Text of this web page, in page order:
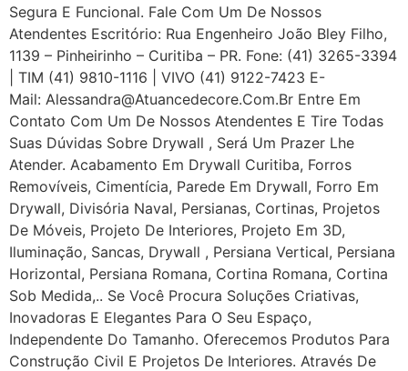
Segura E Funcional. Fale Com Um De Nossos
Atendentes Escritório: Rua Engenheiro João Bley Filho,
1139 – Pinheirinho – Curitiba – PR. Fone: (41) 3265-3394
| TIM (41) 9810-1116 | VIVO (41) 9122-7423 E-
Mail: Alessandra@atuancedecore.com.br Entre Em
Contato Com Um De Nossos Atendentes E Tire Todas
Suas Dúvidas Sobre Drywall ‎, Será Um Prazer Lhe
Atender. Acabamento Em Drywall Curitiba, Forros
Removíveis, Cimentícia, Parede Em Drywall, Forro Em
Drywall, Divisória Naval, Persianas, Cortinas, Projetos
De Móveis, Projeto De Interiores, Projeto Em 3D,
Iluminação, Sancas, Drywall , Persiana Vertical, Persiana
Horizontal, Persiana Romana, Cortina Romana, Cortina
Sob Medida,.. Se Você Procura Soluções Criativas,
Inovadoras E Elegantes Para O Seu Espaço,
Independente Do Tamanho. Oferecemos Produtos Para
Construção Civil E Projetos De Interiores. Através De